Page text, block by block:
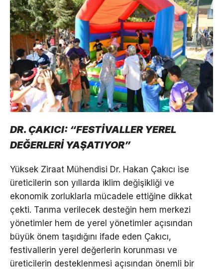
DR. ÇAKICI: “FESTİVALLER YEREL
DEĞERLERİ YAŞATIYOR”
Yüksek Ziraat Mühendisi Dr. Hakan Çakıcı ise
üreticilerin son yıllarda iklim değişikliği ve
ekonomik zorluklarla mücadele ettiğine dikkat
çekti. Tarıma verilecek desteğin hem merkezi
yönetimler hem de yerel yönetimler açısından
büyük önem taşıdığını ifade eden Çakıcı,
festivallerin yerel değerlerin korunması ve
üreticilerin desteklenmesi açısından önemli bir